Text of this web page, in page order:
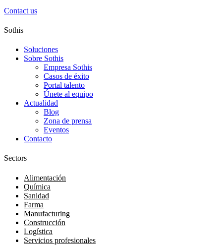
Contact us
Sothis
Soluciones
Sobre Sothis
Empresa Sothis
Casos de éxito
Portal talento
Únete al equipo
Actualidad
Blog
Zona de prensa
Eventos
Contacto
Sectors
Alimentación
Química
Sanidad
Farma
Manufacturing
Construcción
Logística
Servicios profesionales